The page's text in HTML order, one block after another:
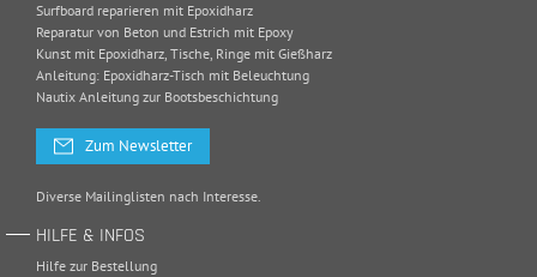
Surfboard reparieren mit Epoxidharz
Reparatur von Beton und Estrich mit Epoxy
Kunst mit Epoxidharz, Tische, Ringe mit Gießharz
Anleitung: Epoxidharz-Tisch mit Beleuchtung
Nautix Anleitung zur Bootsbeschichtung
Zum Newsletter
Diverse Mailinglisten nach Interesse.
HILFE & INFOS
Hilfe zur Bestellung